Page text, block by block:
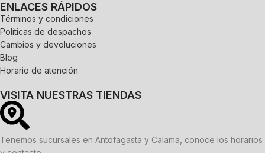
ENLACES RÁPIDOS
Términos y condiciones
Políticas de despachos
Cambios y devoluciones
Blog
Horario de atención
VISITA NUESTRAS TIENDAS
Tenemos sucursales en Antofagasta y Calama, conoce los horarios